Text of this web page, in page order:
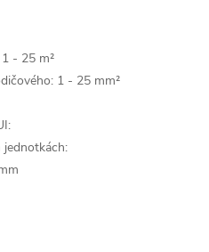
- 25 m²
1 - 25 mm²